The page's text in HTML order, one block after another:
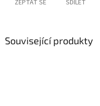
ZEPTAT SE SDÍLET
Související produkty